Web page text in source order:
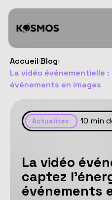
Accueil Blog
La vidéo événementielle
événements en images
Actualités 10 min
La vidéo
captez
événements